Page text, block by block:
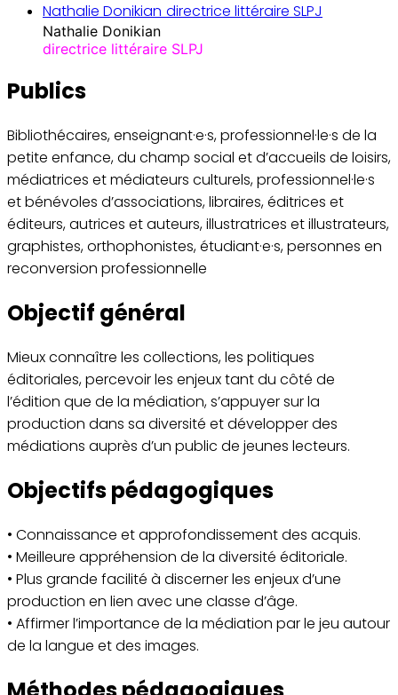
Nathalie Donikian directrice littéraire SLPJ
Nathalie Donikian
directrice littéraire SLPJ
Publics
Bibliothécaires, enseignant·e·s, professionnel·le·s de la
petite enfance, du champ social et d’accueils de loisirs,
médiatrices et médiateurs culturels, professionnel·le·s
et bénévoles d’associations, libraires, éditrices et
éditeurs, autrices et auteurs, illustratrices et illustrateurs,
graphistes, orthophonistes, étudiant·e·s, personnes en
reconversion professionnelle
Objectif général
Mieux connaître les collections, les politiques
éditoriales, percevoir les enjeux tant du côté de
l’édition que de la médiation, s’appuyer sur la
production dans sa diversité et développer des
médiations auprès d’un public de jeunes lecteurs.
Objectifs pédagogiques
• Connaissance et approfondissement des acquis.
• Meilleure appréhension de la diversité éditoriale.
• Plus grande facilité à discerner les enjeux d’une
production en lien avec une classe d’âge.
• Affirmer l’importance de la médiation par le jeu autour
de la langue et des images.